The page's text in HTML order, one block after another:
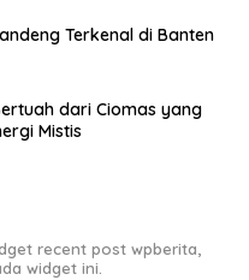
Terkenal di Banten
dari Ciomas yang
Mistis
recent post wpberita,
widget ini.